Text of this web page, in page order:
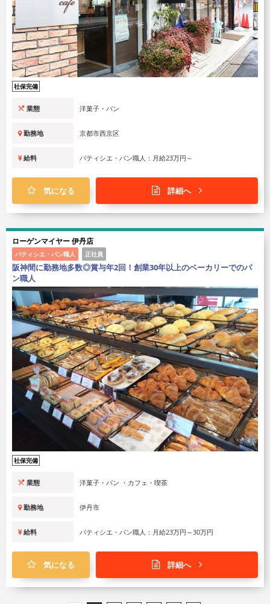
社保完備
業態 洋菓子・パン
勤務地 京都市西京区
給料 パティシエ・パン職人：月給23万円～
気になる 詳細へ
ローゲンマイヤー 伊丹店
パティシエ・パン職人 正社員
阪神間に勤務地多数◎賞与年2回！創業30年以上のベーカリーでのパ
ン職人
社保完備
業態 洋菓子・パン ・カフェ・喫茶
勤務地 伊丹市
給料 パティシエ・パン職人：月給23万円～30万円
気になる 詳細へ